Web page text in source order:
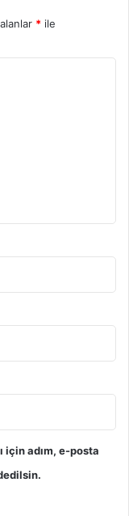
* ile
için adım, e-posta